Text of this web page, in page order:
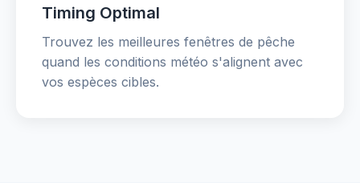
Timing Optimal
Trouvez les meilleures fenêtres de pêche
quand les conditions météo s'alignent avec
vos espèces cibles.